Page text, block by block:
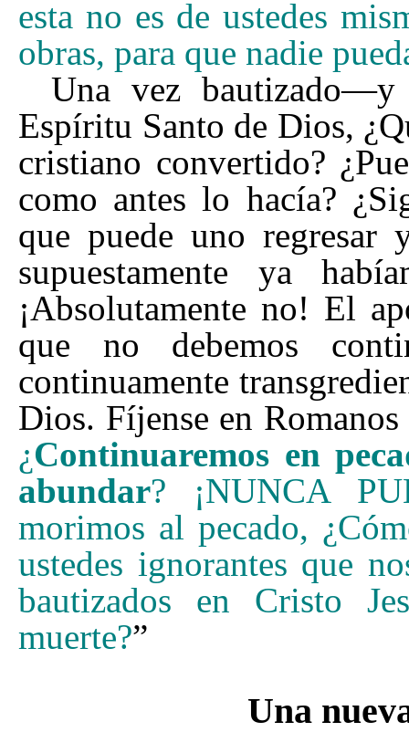
esta no es de ustedes
obras, para que nadie
Una vez bautizado—y
Espíritu Santo de Dios,
cristiano convertido?
como antes lo hacía?
que puede uno regresar
supuestamente ya
¡Absolutamente no! El
que no debemos
continuamente
Dios. Fíjense en
¿Continuaremos en
abundar? ¡NUNCA
morimos al pecado,
ustedes ignorantes que
bautizados en Cristo
muerte?”
Una